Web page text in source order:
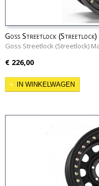
Goss Streetlock
Goss Streetlock (Streetlock)
€ 226,00
IN WINKELWAGEN